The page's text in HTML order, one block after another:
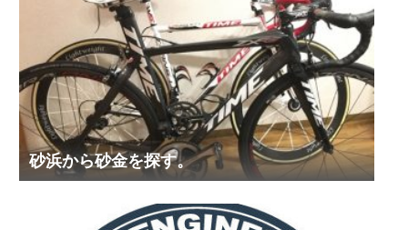
砂浜から砂金を探す。